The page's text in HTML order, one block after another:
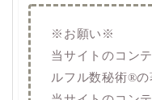
※お願い※
当サイトのコン
ルフル数秘術®️の